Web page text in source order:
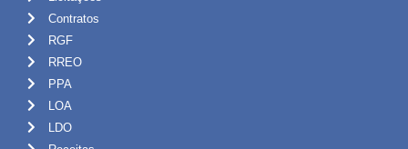
Contratos
RGF
RREO
PPA
LOA
LDO